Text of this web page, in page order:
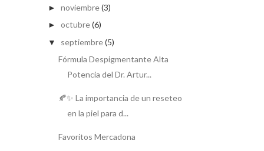
► noviembre(3)
► octubre(6)
▼ septiembre(5)
Fórmula Despigmentante Alta
Potencia del Dr. Artur...
🍂✨ La importancia de un reseteo
en la piel para d...
Favoritos Mercadona